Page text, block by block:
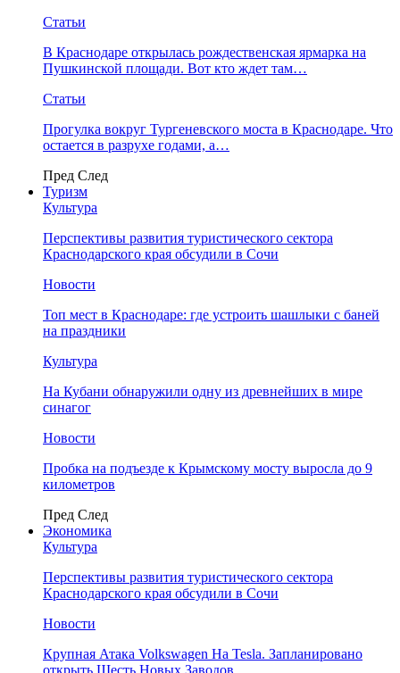
Статьи
В Краснодаре открылась рождественская ярмарка на
Пушкинской площади. Вот кто ждет там…
Статьи
Прогулка вокруг Тургеневского моста в Краснодаре. Что
остается в разрухе годами, а…
Пред След
Туризм
Культура
Перспективы развития туристического сектора
Краснодарского края обсудили в Сочи
Новости
Топ мест в Краснодаре: где устроить шашлыки с баней
на праздники
Культура
На Кубани обнаружили одну из древнейших в мире
синагог
Новости
Пробка на подъезде к Крымскому мосту выросла до 9
километров
Пред След
Экономика
Культура
Перспективы развития туристического сектора
Краснодарского края обсудили в Сочи
Новости
Крупная Атака Volkswagen На Tesla. Запланировано
открыть Шесть Новых Заводов